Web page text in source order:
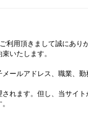
用頂きまして誠にあ
いたします。
ールアドレス、職業、
れます。但し、当サイ